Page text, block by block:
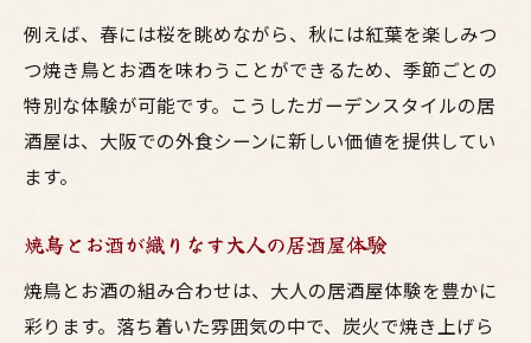
例えば、春には桜を眺めながら、秋には紅葉を楽しみつ
つ焼き鳥とお酒を味わうことができるため、季節ごとの
特別な体験が可能です。こうしたガーデンスタイルの居
酒屋は、大阪での外食シーンに新しい価値を提供してい
ます。
焼鳥とお酒が織りなす大人の居酒屋体験
焼鳥とお酒の組み合わせは、大人の居酒屋体験を豊かに
彩ります。落ち着いた雰囲気の中で、炭火で焼き上げら